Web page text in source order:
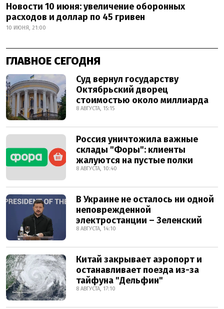
Новости 10 июня: увеличение оборонных
расходов и доллар по 45 гривен
10 ИЮНЯ, 21:00
ГЛАВНОЕ СЕГОДНЯ
Суд вернул государству
Октябрьский дворец
стоимостью около миллиарда
8 АВГУСТА, 15:15
Россия уничтожила важные
склады "Форы": клиенты
жалуются на пустые полки
8 АВГУСТА, 10:40
В Украине не осталось ни одной
неповрежденной
электростанции – Зеленский
8 АВГУСТА, 14:10
Китай закрывает аэропорт и
останавливает поезда из-за
тайфуна "Дельфин"
8 АВГУСТА, 17:10